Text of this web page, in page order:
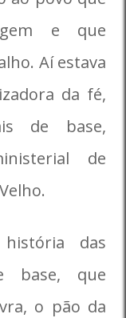
e que
Aí estava
da fé,
de base,
de
das
base, que
o pão da